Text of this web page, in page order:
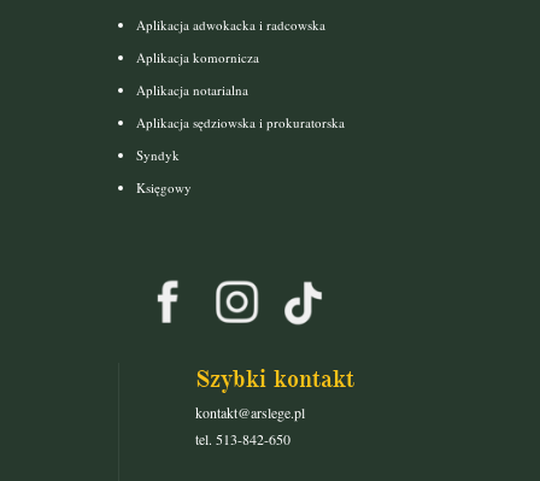
Aplikacja adwokacka i radcowska
Aplikacja komornicza
Aplikacja notarialna
Aplikacja sędziowska i prokuratorska
Syndyk
Księgowy
Szybki kontakt
kontakt@arslege.pl
tel. 513-842-650